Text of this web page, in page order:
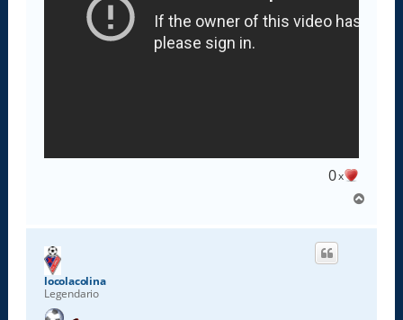
0x
r
locolacolina
Legendario